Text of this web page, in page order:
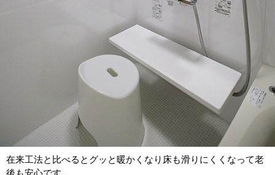
在来工法と比べるとグッと暖かくなり床も滑りにくくなって老